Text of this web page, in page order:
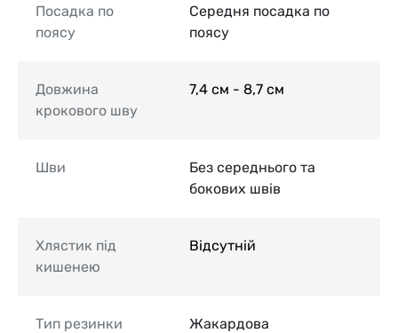
Посадка по
поясу
Середня посадка по
поясу
Довжина
крокового шву
7,4 см - 8,7 см
Шви
Без середнього та
бокових швів
Хлястик під
кишенею
Відсутній
Тип резинки Жакардова